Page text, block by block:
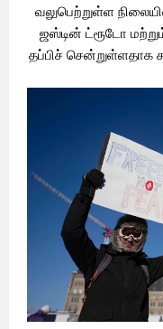
வலுபெற்றுள்ள
ஜஸ்டின் ட்ரூடோ
தப்பிச்